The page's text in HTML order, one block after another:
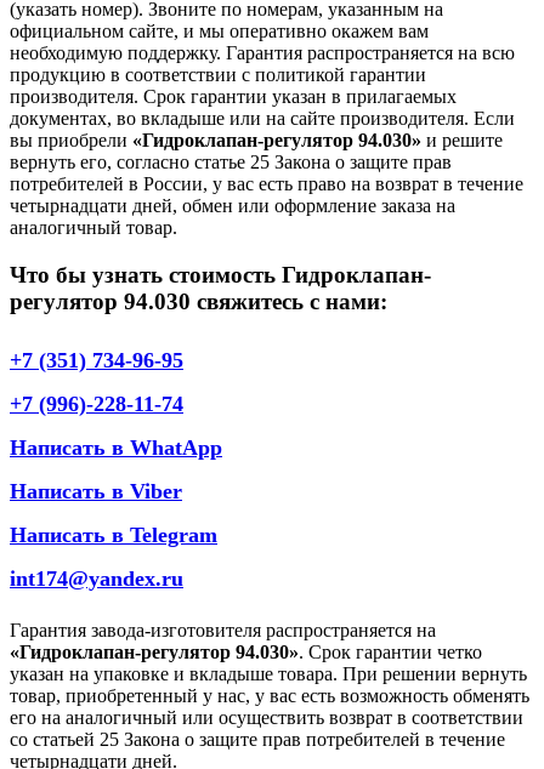
(указать номер). Звоните по номерам, указанным на
официальном сайте, и мы оперативно окажем вам
необходимую поддержку. Гарантия распространяется на всю
продукцию в соответствии с политикой гарантии
производителя. Срок гарантии указан в прилагаемых
документах, во вкладыше или на сайте производителя. Если
вы приобрели «Гидроклапан-регулятор 94.030» и решите
вернуть его, согласно статье 25 Закона о защите прав
потребителей в России, у вас есть право на возврат в течение
четырнадцати дней, обмен или оформление заказа на
аналогичный товар.
Что бы узнать стоимость Гидроклапан-
регулятор 94.030 свяжитесь с нами:
+7 (351) 734-96-95
+7 (996)-228-11-74
Написать в WhatApp
Написать в Viber
Написать в Telegram
int174@yandex.ru
Гарантия завода-изготовителя распространяется на
«Гидроклапан-регулятор 94.030». Срок гарантии четко
указан на упаковке и вкладыше товара. При решении вернуть
товар, приобретенный у нас, у вас есть возможность обменять
его на аналогичный или осуществить возврат в соответствии
со статьей 25 Закона о защите прав потребителей в течение
четырнадцати дней.